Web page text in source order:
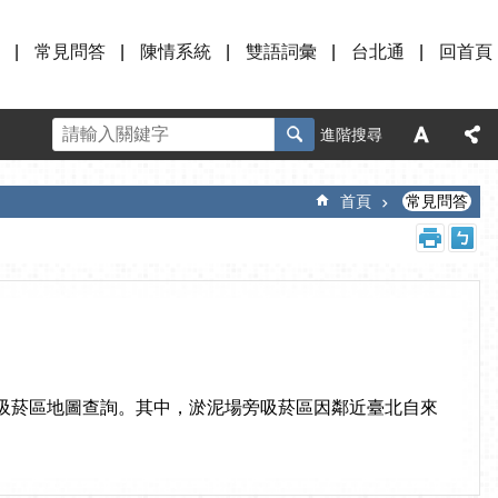
常見問答 陳情系統 雙語詞彙 台北通 回首頁
進階搜尋
首頁 常見問答
區地圖查詢。其中，淤泥場旁吸菸區因鄰近臺北自來